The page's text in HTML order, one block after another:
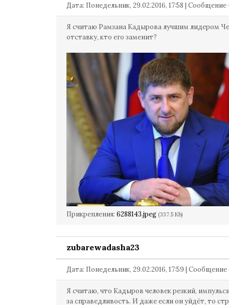
Дата: Понедельник, 29.02.2016, 17:58 |
Я считаю Рамзана Кадырова лучшим лидером
отставку, кто его заменит?
Прикрепления: 6288143.jpeg (337.5 Kb)
zubarewadasha23
Дата: Понедельник, 29.02.2016, 17:59 |
Я считаю, что Кадыров человек резкий,
за справедливость. И даже если он уйдёт, то